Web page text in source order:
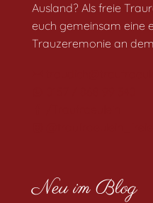
Ausland? Als freie
euch gemeinsam eine
Trauzeremonie an
Neu im Blog